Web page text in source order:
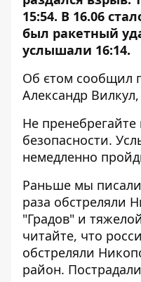
15:54. В 16.06
был ракетный
услышали 16:14.
Об єтом сообщил
Александр
Не
безопасности.
немедленно
Раньше мы
раза обстреляли
"Градов" и
читайте, что
обстреляли
район.